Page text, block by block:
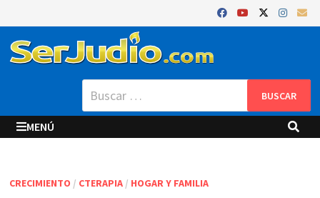
al
contenido
Buscar:
MENÚ
CRECIMIENTO / CTERAPIA/ HOGAR Y FAMILIA